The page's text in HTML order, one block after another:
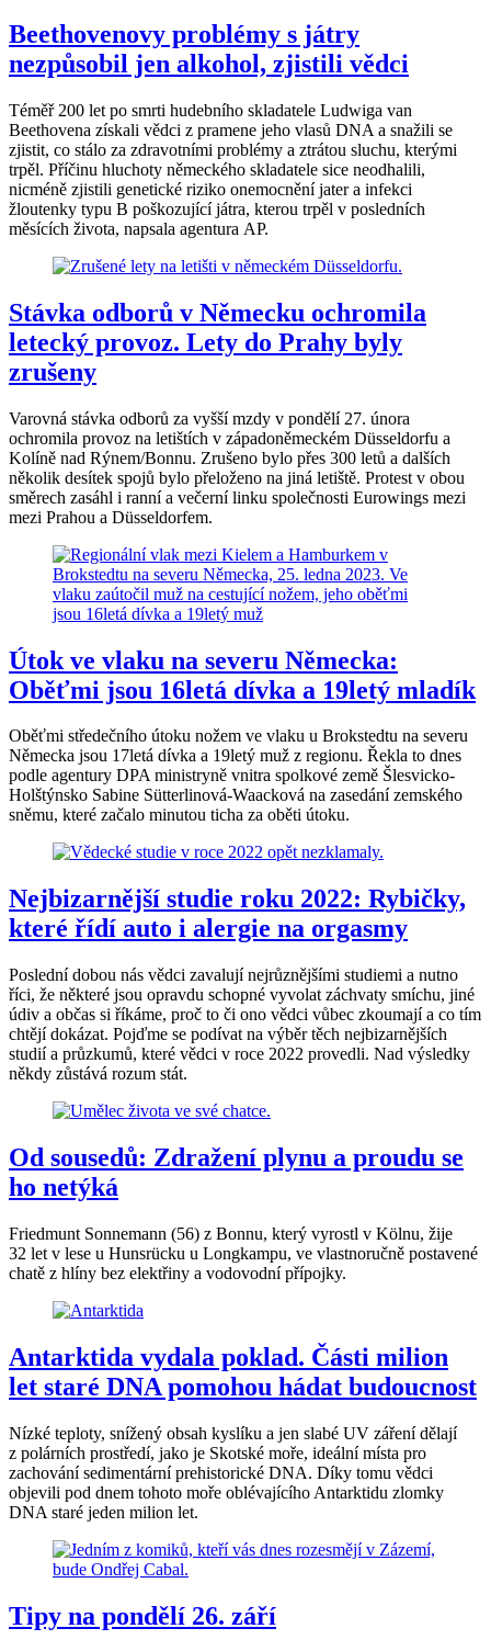
Beethovenovy problémy s játry
nezpůsobil jen alkohol, zjistili vědci
Téměř 200 let po smrti hudebního skladatele Ludwiga van
Beethovena získali vědci z pramene jeho vlasů DNA a snažili se
zjistit, co stálo za zdravotními problémy a ztrátou sluchu, kterými
trpěl. Příčinu hluchoty německého skladatele sice neodhalili,
nicméně zjistili genetické riziko onemocnění jater a infekci
žloutenky typu B poškozující játra, kterou trpěl v posledních
měsících života, napsala agentura AP.
Stávka odborů v Německu ochromila
letecký provoz. Lety do Prahy byly
zrušeny
Varovná stávka odborů za vyšší mzdy v pondělí 27. února
ochromila provoz na letištích v západoněmeckém Düsseldorfu a
Kolíně nad Rýnem/Bonnu. Zrušeno bylo přes 300 letů a dalších
několik desítek spojů bylo přeloženo na jiná letiště. Protest v obou
směrech zasáhl i ranní a večerní linku společnosti Eurowings mezi
mezi Prahou a Düsseldorfem.
Útok ve vlaku na severu Německa:
Oběťmi jsou 16letá dívka a 19letý mladík
Oběťmi středečního útoku nožem ve vlaku u Brokstedtu na severu
Německa jsou 17letá dívka a 19letý muž z regionu. Řekla to dnes
podle agentury DPA ministryně vnitra spolkové země Šlesvicko-
Holštýnsko Sabine Sütterlinová-Waacková na zasedání zemského
sněmu, které začalo minutou ticha za oběti útoku.
Nejbizarnější studie roku 2022: Rybičky,
které řídí auto i alergie na orgasmy
Poslední dobou nás vědci zavalují nejrůznějšími studiemi a nutno
říci, že některé jsou opravdu schopné vyvolat záchvaty smíchu, jiné
údiv a občas si říkáme, proč to či ono vědci vůbec zkoumají a co tím
chtějí dokázat. Pojďme se podívat na výběr těch nejbizarnějších
studií a průzkumů, které vědci v roce 2022 provedli. Nad výsledky
někdy zůstává rozum stát.
Od sousedů: Zdražení plynu a proudu se
ho netýká
Friedmunt Sonnemann (56) z Bonnu, který vyrostl v Kölnu, žije
32 let v lese u Hunsrücku u Longkampu, ve vlastnoručně postavené
chatě z hlíny bez elektřiny a vodovodní přípojky.
Antarktida vydala poklad. Části milion
let staré DNA pomohou hádat budoucnost
Nízké teploty, snížený obsah kyslíku a jen slabé UV záření dělají
z polárních prostředí, jako je Skotské moře, ideální místa pro
zachování sedimentární prehistorické DNA. Díky tomu vědci
objevili pod dnem tohoto moře oblévajícího Antarktidu zlomky
DNA staré jeden milion let.
Tipy na pondělí 26. září